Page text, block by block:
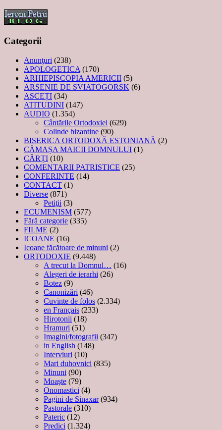
Categorii
Anunţuri (238)
APOLOGETICA (170)
ARHIEPISCOPIA AMERICII (5)
ARSENIE DE SVIATOGORSK (6)
ASCEȚI (34)
ATITUDINI (147)
AUDIO (1.354)
Cântările Ortodoxiei (629)
Colinde bizantine (90)
BISERICA ORTODOXĂ ESTONIANĂ (2)
CĂMAȘA MAICII DOMNULUI (1)
CĂRȚI (10)
COMENTARII PATRISTICE (25)
CONFERINTE (14)
CONTACT (1)
Diverse (871)
Petiţii (3)
ECUMENISM (577)
Fără categorie (335)
FILME (2)
ICOANE (16)
Icoane făcătoare de minuni (2)
ORTODOXIE (9.448)
A trecut la Domnul… (16)
Alegeri de ierarhi (26)
Botez (9)
Canonizări (46)
Cuvinte de folos (2.334)
en Français (233)
Hirotonii (18)
Hramuri (51)
Imagini/fotografii (347)
in English (148)
Interviuri (10)
Mari duhovnici (835)
Minuni (90)
Moaşte (79)
Onomastici (4)
Pagini de Sinaxar(934)
Pastorale (310)
Pateric (12)
Predici (1.324)